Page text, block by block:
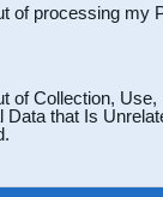
of processing my
of Collection,
Data that Is